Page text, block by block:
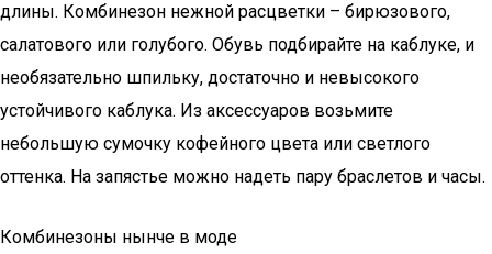
длины. Комбинезон нежной расцветки – бирюзового,
салатового или голубого. Обувь подбирайте на каблуке, и
необязательно шпильку, достаточно и невысокого
устойчивого каблука. Из аксессуаров возьмите
небольшую сумочку кофейного цвета или светлого
оттенка. На запястье можно надеть пару браслетов и часы.
Комбинезоны нынче в моде